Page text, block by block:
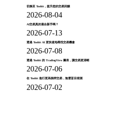
切換至 Toobit，提升您的交易回饋
2026-08-04
AI交易真的適合新手嗎？
2026-07-13
透過 Toobit AI 更快速地尋找交易機會
2026-07-08
透過 Toobit 的 TradingView 圖表，讓交易更清晰
2026-07-06
在 Toobit 進行更高槓桿交易，無需盲目猜測
2026-07-02